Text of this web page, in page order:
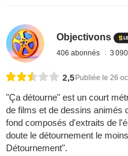
Objectivons
406 abonnés 3
2,5 Publiée le 26
"Ça détourne" est un court
de films et de dessins animés
fond composés d'extraits de
doute le détournement le
Détournement".